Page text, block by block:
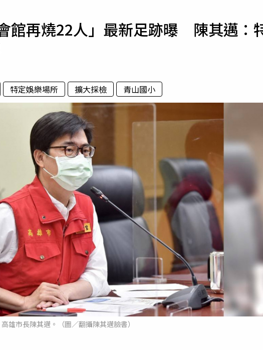
力
運勢
館再燒22人」最新足跡曝 陳其邁：
特定娛樂場所 擴大採檢 青山國小
高雄市長陳其邁。（圖／翻攝陳其邁臉書）